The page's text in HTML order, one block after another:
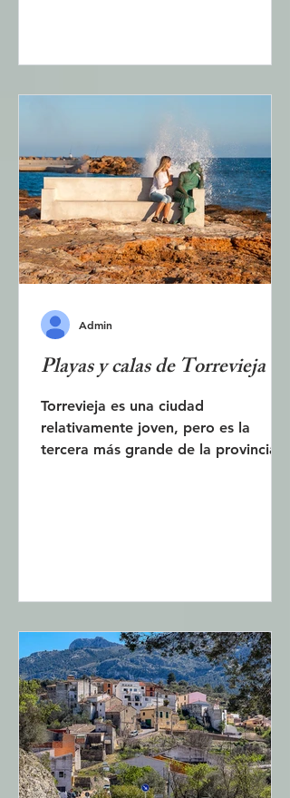
de cien habitantes. En sus
que se describen en este artículo. La
mayoría de los residentes de Xirles
son jubilados, tanto españoles
Playas y calas de Torrevieja
Torrevieja es una ciudad
relativamente joven, pero es la
tercera más grande de la provincia
destino turístico popular, sobre todo
publicación describe playas y bahías
donde se puede nadar en Torrevieja.
Torrevieja tiene un litoral de 20 km.
Aquí encontra
Admin